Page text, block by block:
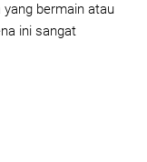
bermain atau
ini sangat